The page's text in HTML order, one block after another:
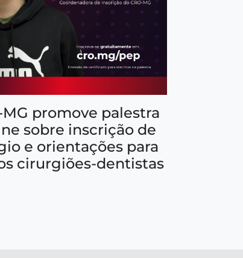
MG promove palestra
sobre inscrição de
e orientações para
cirurgiões-dentistas